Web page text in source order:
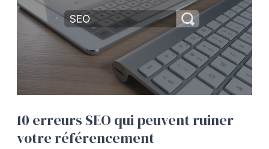
10 erreurs SEO qui peuvent ruiner
votre référencement
SEO
qui
peuvent
ruiner
votre
référencement